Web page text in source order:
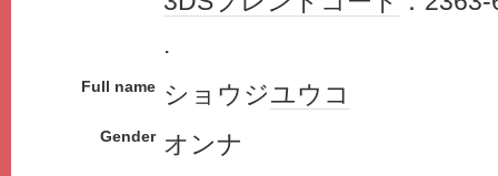
.
Full name ショウジユウコ
Gender オンナ